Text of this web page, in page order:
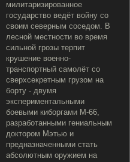
милитаризированное
государство ведёт войну со
своим северным соседом. В
лесной местности во время
сильной грозы терпит
крушение военно-
транспортный самолёт со
сверхсекретным грузом на
борту - двумя
экспериментальными
боевыми киборгами M-66,
разработанными гениальным
доктором Мэтью и
предназначенными стать
абсолютным оружием на